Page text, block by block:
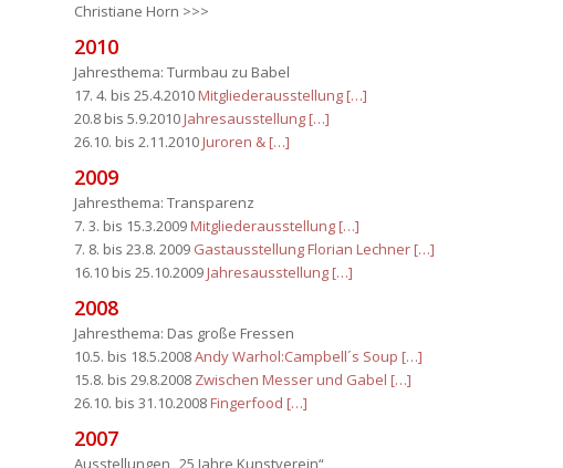
Christiane Horn >>>
2010
Jahresthema: Turmbau zu Babel
17. 4. bis 25.4.2010Mitgliederausstellung […]
20.8 bis 5.9.2010Jahresausstellung […]
26.10. bis 2.11.2010Juroren & […]
2009
Jahresthema: Transparenz
7. 3. bis 15.3.2009Mitgliederausstellung […]
7. 8. bis 23.8. 2009 Gastausstellung Florian Lechner […]
16.10 bis 25.10.2009Jahresausstellung […]
2008
Jahresthema: Das große Fressen
10.5. bis 18.5.2008Andy Warhol:Campbell´s Soup […]
15.8. bis 29.8.2008 Zwischen Messer und Gabel […]
26.10. bis 31.10.2008Fingerfood […]
2007
Ausstellungen „25 Jahre Kunstverein“